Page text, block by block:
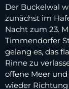
Der Buckelwal
zunächst im
Nacht zum 23.
Timmendorfer
gelang es, das
Rinne zu
offene Meer
wieder